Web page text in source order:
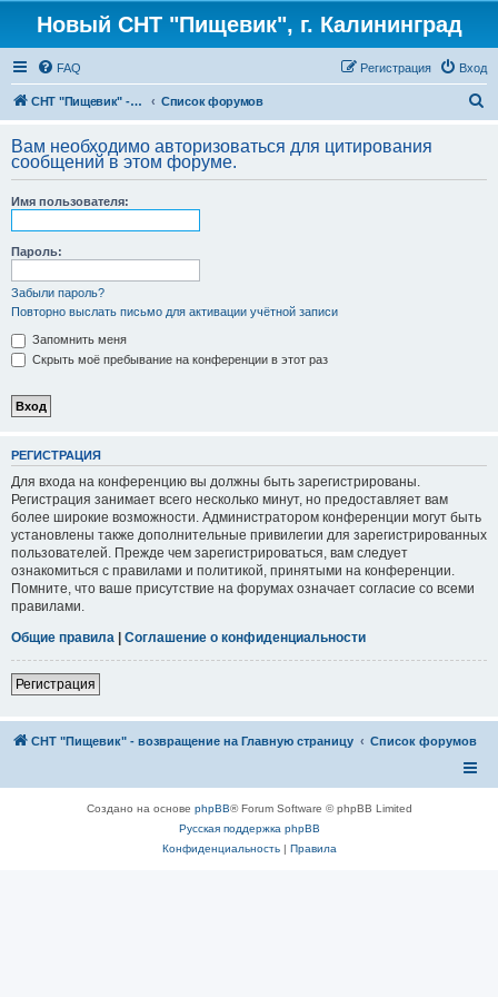
Новый СНТ "Пищевик", г. Калининград
FAQ Вход
Регистрация
СНТ "Пищевик" - возвращение на Главную страницу Список форумов
с
Вам необходимо авторизоваться для цитирования
сообщений в этом форуме.
Имя пользователя:
Пароль:
Забыли пароль?
Повторно выслать письмо для активации учётной записи
Запомнить меня
Скрыть моё пребывание на конференции в этот раз
РЕГИСТРАЦИЯ
Для входа на конференцию вы должны быть зарегистрированы.
Регистрация занимает всего несколько минут, но предоставляет вам
более широкие возможности. Администратором конференции могут быть
установлены также дополнительные привилегии для зарегистрированных
пользователей. Прежде чем зарегистрироваться, вам следует
ознакомиться с правилами и политикой, принятыми на конференции.
Помните, что ваше присутствие на форумах означает согласие со всеми
правилами.
Общие правила | Соглашение о конфиденциальности
Регистрация
СНТ "Пищевик" - возвращение на Главную страницу Список форумов
Создано на основе phpBB® Forum Software © phpBB Limited
Русская поддержка phpBB
Конфиденциальность| Правила